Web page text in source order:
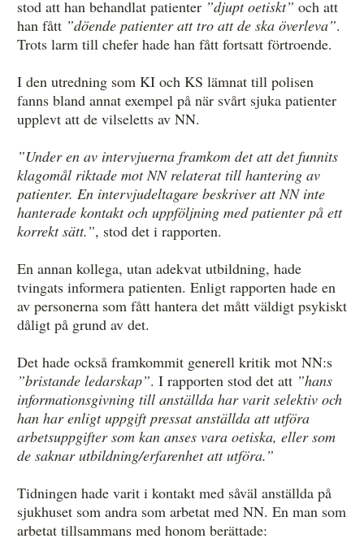
stod att han behandlat patienter ”djupt oetiskt” och att
han fått ”döende patienter att tro att de ska överleva”.
Trots larm till chefer hade han fått fortsatt förtroende.
I den utredning som KI och KS lämnat till polisen
fanns bland annat exempel på när svårt sjuka patienter
upplevt att de vilseletts av NN.
”Under en av intervjuerna framkom det att det funnits
klagomål riktade mot NN relaterat till hantering av
patienter. En intervjudeltagare beskriver att NN inte
hanterade kontakt och uppföljning med patienter på ett
korrekt sätt.”, stod det i rapporten.
En annan kollega, utan adekvat utbildning, hade
tvingats informera patienten. Enligt rapporten hade en
av personerna som fått hantera det mått väldigt psykiskt
dåligt på grund av det.
Det hade också framkommit generell kritik mot NN:s
”bristande ledarskap”. I rapporten stod det att ”hans
informationsgivning till anställda har varit selektiv och
han har enligt uppgift pressat anställda att utföra
arbetsuppgifter som kan anses vara oetiska, eller som
de saknar utbildning/erfarenhet att utföra.”
Tidningen hade varit i kontakt med såväl anställda på
sjukhuset som andra som arbetat med NN. En man som
arbetat tillsammans med honom berättade: